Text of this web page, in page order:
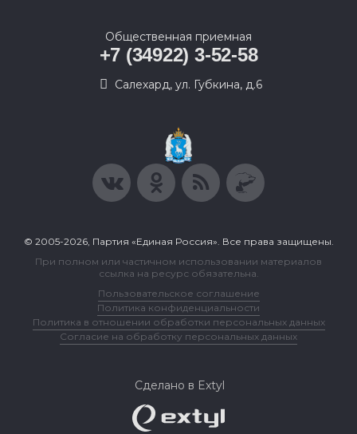
Общественная приемная
+7 (34922) 3-52-58
Салехард, ул. Губкина, д.6
© 2005-2026, Партия «Единая Россия». Все права защищены.
При полном или частичном использовании материалов
ссылка на ресурс обязательна.
Пользовательское соглашение
Политика конфиденциальности
Политика в отношении обработки персональных данных
Согласие на обработку персональных данных
Сделано в Extyl